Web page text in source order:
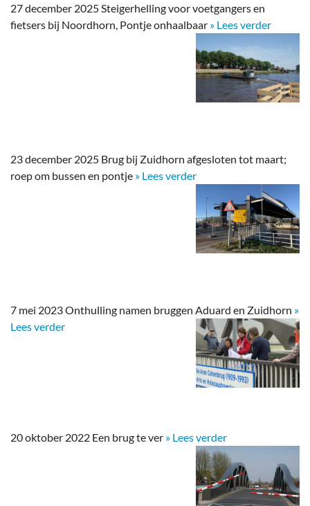
27 december 2025 Steigerhelling voor voetgangers en
fietsers bij Noordhorn, Pontje onhaalbaar » Lees verder
23 december 2025 Brug bij Zuidhorn afgesloten tot maart;
roep om bussen en pontje » Lees verder
7 mei 2023 Onthulling namen bruggen Aduard en Zuidhorn »
Lees verder
20 oktober 2022 Een brug te ver » Lees verder